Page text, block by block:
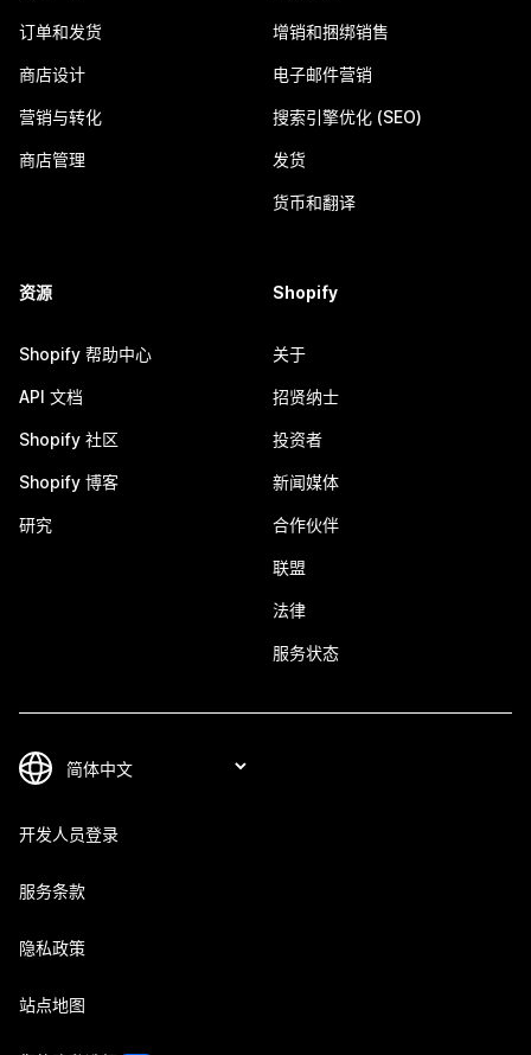
订单和发货
商店设计
营销与转化
商店管理
增销和捆绑销售
电子邮件营销
搜索引擎优化 (SEO)
发货
货币和翻译
资源
Shopify 帮助中心
API 文档
Shopify 社区
Shopify 博客
研究
Shopify
关于
招贤纳士
投资者
新闻媒体
合作伙伴
联盟
法律
服务状态
开发人员登录
服务条款
隐私政策
站点地图